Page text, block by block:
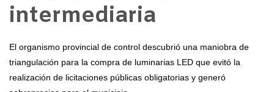
intermediaria
El organismo provincial de control descubrió una maniobra de
triangulación para la compra de luminarias LED que evitó la
realización de licitaciones públicas obligatorias y generó